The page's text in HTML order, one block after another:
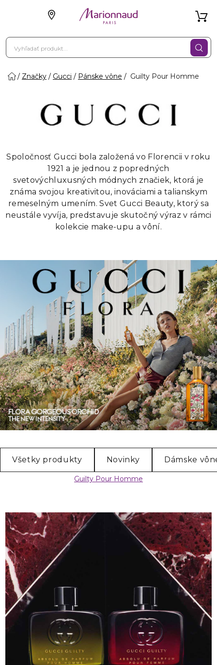
Značky Gucci Pánske vône Guilty Pour Homme
Spoločnosť Gucci bola založená vo Florencii v roku
1921 a je jednou z popredných
svetovýchluxusných módnych značiek, ktorá je
známa svojou kreativitou, inováciami a talianskym
remeselným umením. Svet Gucci Beauty, ktorý sa
neustále vyvíja, predstavuje skutočný výraz v rámci
kolekcie make-upu a vôní.
Všetky produkty Novinky Dámske
Guilty Pour Homme